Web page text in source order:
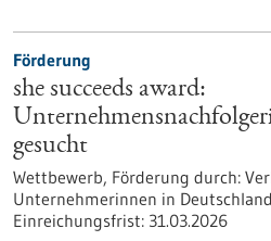
Förderung
she succeeds award:
gesucht
Wettbewerb, Förderung durch:
Unternehmerinnen in
Einreichungsfrist: 31.03.2026